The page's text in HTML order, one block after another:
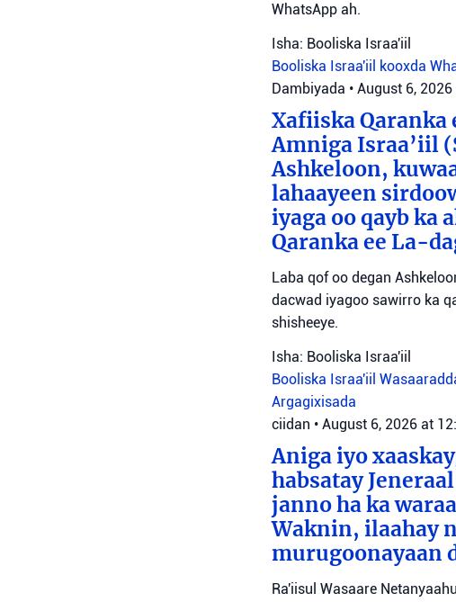
WhatsApp ah.
Isha: Booliska Israa'iil
Booliska Israa'iil kooxda
Dambiyada • August 6,
Xafiiska Qaranka
Amniga Israa’iil
Ashkeloon,
lahaayeen
iyaga oo qayb ka
Qaranka ee La-
Laba qof oo degan
dacwad iyagoo sawirro ka
shisheeye.
Isha: Booliska Israa'iil
Booliska Israa'iil
Argagixisada
ciidan • August 6, 2026 at
Aniga iyo
habsatay
janno ha ka
Waknin, ilaahay
murugoonayaan
Ra'iisul Wasaare